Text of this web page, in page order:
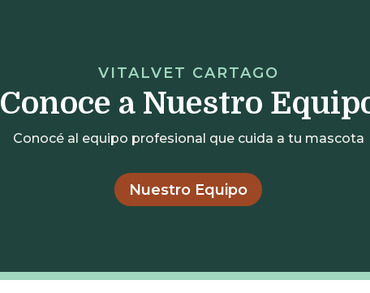
VITALVET CARTAGO
Conoce a Nuestro
Conocé al equipo profesional que cuida a tu mascota
Nuestro Equipo